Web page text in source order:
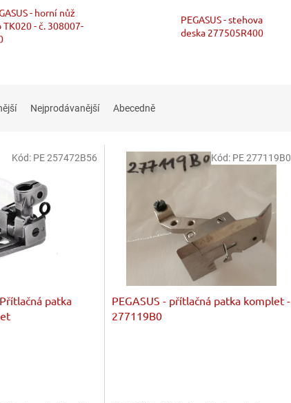
- horní nůž
TK020 - č. 308007-
PEGASUS - stehova
deska 277505R400
Nejprodávanější Abecedně
patka
Kód: PE 257472B56
PEGASUS - přítlačná patka komplet -
277119B0
Kód: PE 277119B0